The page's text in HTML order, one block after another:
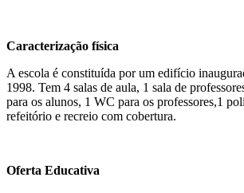
Caracterização física
A escola é constituída por um edifício
1998. Tem 4 salas de aula, 1 sala de
para os alunos, 1 WC para os professores,1
refeitório e recreio com cobertura.
Oferta Educativa